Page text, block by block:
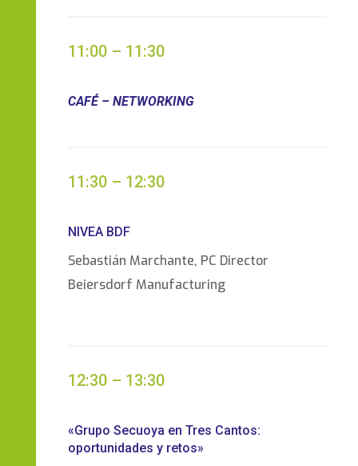
11:00 – 11:30
CAFÉ – NETWORKING
11:30 – 12:30
NIVEA BDF
Sebastián Marchante, PC Director
Beiersdorf Manufacturing
12:30 – 13:30
«Grupo Secuoya en Tres Cantos:
oportunidades y retos»